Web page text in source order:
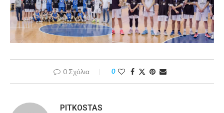
0 Σχόλια 0
PITKOSTAS